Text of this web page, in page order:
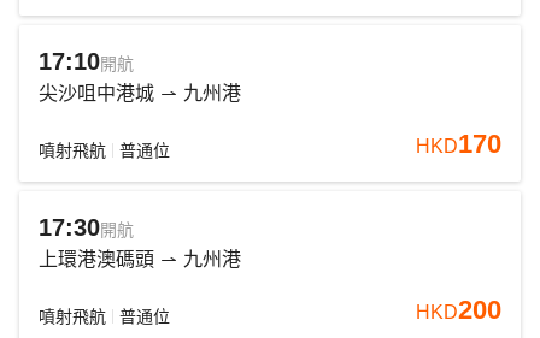
17:10開航
尖沙咀中港城 九州港
噴射飛航 普通位 HKD170
17:30開航
上環港澳碼頭 九州港
噴射飛航 普通位 HKD200